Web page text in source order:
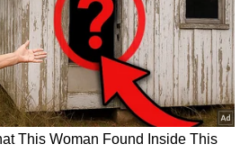
ತಮ್ಮ ಉತ್ತಮ ನಟಿಯಿಂದ